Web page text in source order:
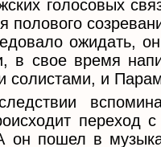
голосовых
полового
ожидать,
в свое время
солистами, и
переход
он пошел в